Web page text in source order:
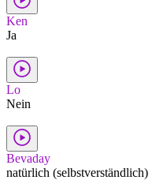
Ken
Ja
Lo
Nein
Bevaday
natürlich (selbstverständlich)